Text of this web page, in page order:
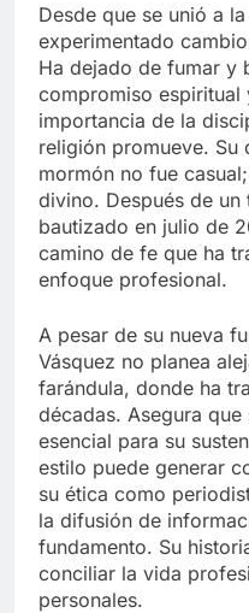
Desde que se unió a
experimentado
Ha dejado de fumar y
compromiso espiritual
importancia de la
religión promueve. Su
mormón no fue
divino. Después de
bautizado en julio de
camino de fe que ha
enfoque profesional.
A pesar de su nueva
Vásquez no planea
farándula, donde ha
décadas. Asegura
esencial para su
estilo puede generar
su ética como
la difusión de
fundamento. Su
conciliar la vida
personales.